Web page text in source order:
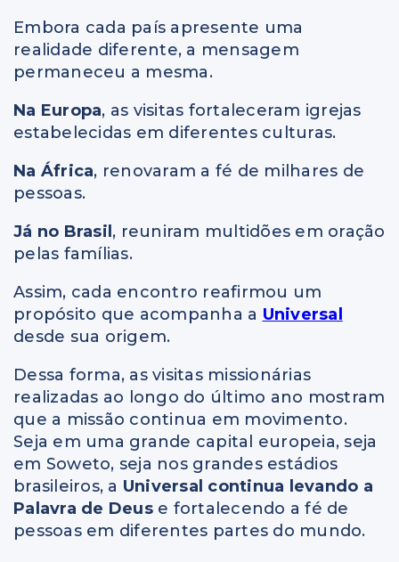
Embora cada país apresente uma
realidade diferente, a mensagem
permaneceu a mesma.
Na Europa, as visitas fortaleceram igrejas
estabelecidas em diferentes culturas.
Na África, renovaram a fé de milhares de
pessoas.
Já no Brasil, reuniram multidões em oração
pelas famílias.
Assim, cada encontro reafirmou um
propósito que acompanha a Universal
desde sua origem.
Dessa forma, as visitas missionárias
realizadas ao longo do último ano mostram
que a missão continua em movimento.
Seja em uma grande capital europeia, seja
em Soweto, seja nos grandes estádios
brasileiros, a Universal continua levando a
Palavra de Deuse fortalecendo a fé de
pessoas em diferentes partes do mundo.